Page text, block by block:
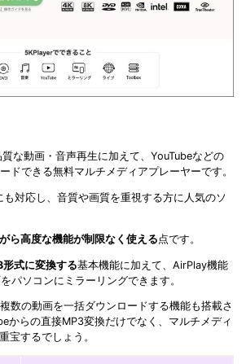
質な動画・音声再生に加えて、YouTubeなどの
ドできる無料マルチメディアプレーヤーです。
対応し、音質や画質を重視する方に人気のソ
ら高度な機能が制限なく使える 点です。
式に変換する基本機能に加えて、AirPlay機能
パソコンにミラーリングできます。
数の動画を一括ダウンロードする機能も搭載さ
からの直接MP3変換だけでなく、マルチメディ
宝するでしょう。